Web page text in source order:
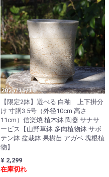
【限定2鉢】選べる 白釉 上下掛分
け 寸胴3.5号（外径10cm 高さ
11cm）信楽焼 植木鉢 陶器 サナサ
ービス【山野草鉢 多肉植物鉢 サボ
テン鉢 盆栽鉢 果樹苗 アガベ 塊根植
物】
¥ 2,299
在庫切れ